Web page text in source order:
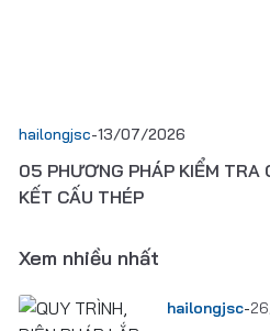
hailongjsc-13/07/2026
05 PHƯƠNG PHÁP KIỂM TRA
KẾT CẤU THÉP
Xem nhiều nhất
hailongjsc-